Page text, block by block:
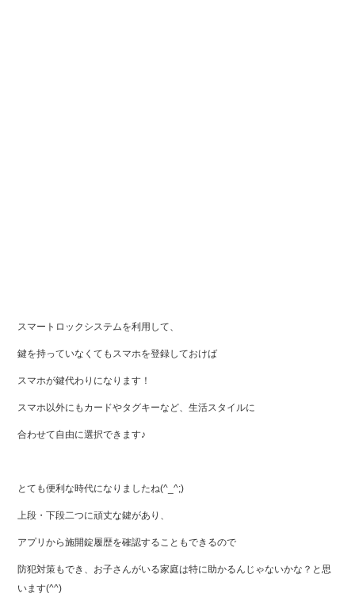
スマートロックシステムを利用して、
鍵を持っていなくてもスマホを登録しておけば
スマホが鍵代わりになります！
スマホ以外にもカードやタグキーなど、生活スタイルに
合わせて自由に選択できます♪
とても便利な時代になりましたね(^_^;)
上段・下段二つに頑丈な鍵があり、
アプリから施開錠履歴を確認することもできるので
防犯対策もでき、お子さんがいる家庭は特に助かるんじゃないかな？と思
います(^^)